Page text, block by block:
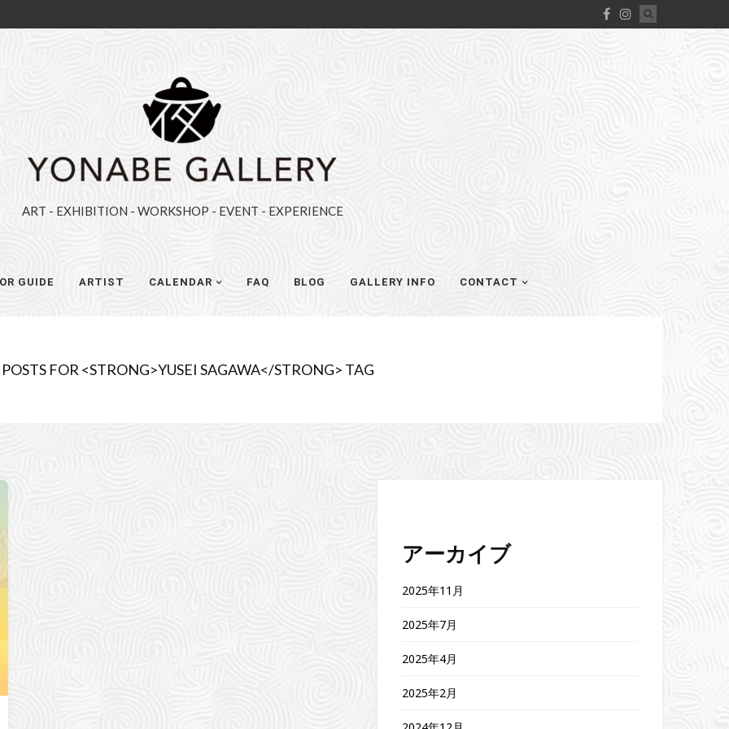
YONABE
GALLERY（ヨ
ナ
べ
ャ
リ
ART - EXHIBITION - WORKSHOP - EVENT - EXPERIENCE
GUIDE ARTIST CALENDAR FAQ BLOG GALLERY INFO CONTACT
FOR <STRONG>YUSEI SAGAWA</STRONG> TAG
アーカイブ
2025年11月
2025年7月
2025年4月
2025年2月